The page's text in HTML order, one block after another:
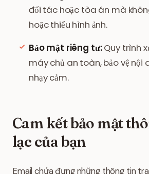
đối tác hoặc tòa án mà
hoặc thiếu hình ảnh.
Bảo mật riêng tư:Quy trình
máy chủ an toàn, bảo vệ nội
nhạy cảm.
Cam kết bảo mật
lạc của bạn
Email chứa đựng những thông tin